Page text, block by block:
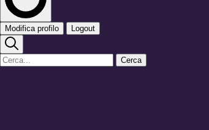
Modifica profilo Logout
Cerca